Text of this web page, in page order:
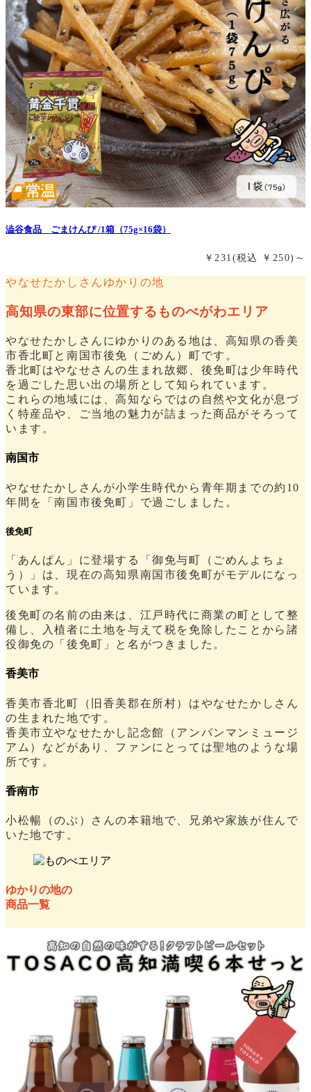
澁谷食品 ごまけんぴ /1箱（75g×16袋）
￥231 (税込 ￥250) ～
やなせたかしさんゆかりの地
高知県の東部に位置するものべがわエリア
やなせたかしさんにゆかりのある地は、高知県の香美
市香北町と南国市後免（ごめん）町です。
香北町はやなせさんの生まれ故郷、後免町は少年時代
を過ごした思い出の場所として知られています。
これらの地域には、高知ならではの自然や文化が息づ
く特産品や、ご当地の魅力が詰まった商品がそろって
います。
南国市
やなせたかしさんが小学生時代から青年期までの約10
年間を「南国市後免町」で過ごしました。
後免町
「あんぱん」に登場する「御免与町（ごめんよちょ
う）」は、現在の高知県南国市後免町がモデルになっ
ています。
後免町の名前の由来は、江戸時代に商業の町として整
備し、入植者に土地を与えて税を免除したことから諸
役御免の「後免町」と名がつきました。
香美市
香美市香北町（旧香美郡在所村）はやなせたかしさん
の生まれた地です。
香美市立やなせたかし記念館（アンパンマンミュージ
アム）などがあり、ファンにとっては聖地のような場
所です。
香南市
小松暢（のぶ）さんの本籍地で、兄弟や家族が住んで
いた地です。
ゆかりの地の
商品一覧